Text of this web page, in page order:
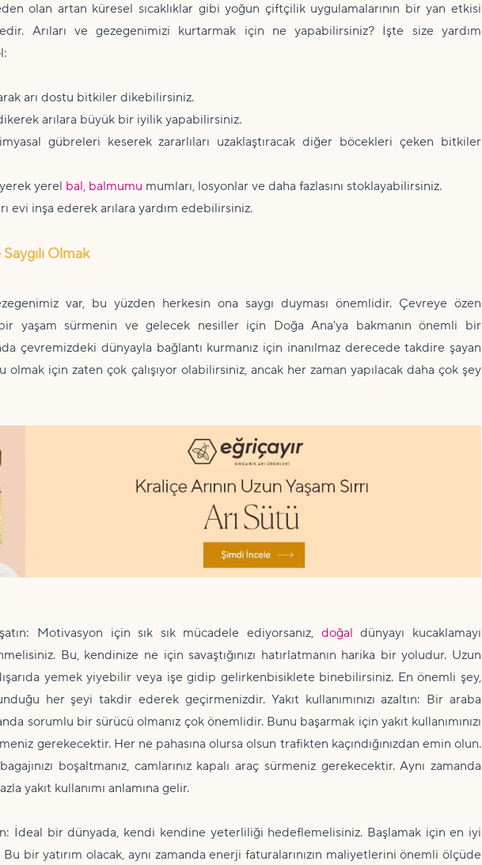
olan artan küresel sıcaklıklar gibi yoğun çiftçilik uygulamalarının bir yan etkisi
Arıları ve gezegenimizi kurtarmak için ne yapabilirsiniz? İşte size yardım
arı dostu bitkiler dikebilirsiniz.
arılara büyük bir iyilik yapabilirsiniz.
gübreleri keserek zararlıları uzaklaştıracak diğer böcekleri çeken bitkiler
yerel bal, balmumu mumları, losyonlar ve daha fazlasını stoklayabilirsiniz.
evi inşa ederek arılara yardım edebilirsiniz.
Olmak
var, bu yüzden herkesin ona saygı duyması önemlidir. Çevreye özen
yaşam sürmenin ve gelecek nesiller için Doğa Ana'ya bakmanın önemli bir
çevremizdeki dünyayla bağlantı kurmanız için inanılmaz derecede takdire şayan
için zaten çok çalışıyor olabilirsiniz, ancak her zaman yapılacak daha çok şey
Motivasyon için sık sık mücadele ediyorsanız, doğal dünyayı kucaklamayı
Bu, kendinize ne için savaştığınızı hatırlatmanın harika bir yoludur. Uzun
yemek yiyebilir veya işe gidip gelirkenbisiklete binebilirsiniz. En önemli şey,
her şeyi takdir ederek geçirmenizdir. Yakıt kullanımınızı azaltın: Bir araba
sorumlu bir sürücü olmanız çok önemlidir. Bunu başarmak için yakıt kullanımınızı
gerekecektir. Her ne pahasına olursa olsun trafikten kaçındığınızdan emin olun.
boşaltmanız, camlarınız kapalı araç sürmeniz gerekecektir. Aynı zamanda
yakıt kullanımı anlamına gelir.
İdeal bir dünyada, kendi kendine yeterliliği hedeflemelisiniz. Başlamak için en iyi
bir yatırım olacak, aynı zamanda enerji faturalarınızın maliyetlerini önemli ölçüde